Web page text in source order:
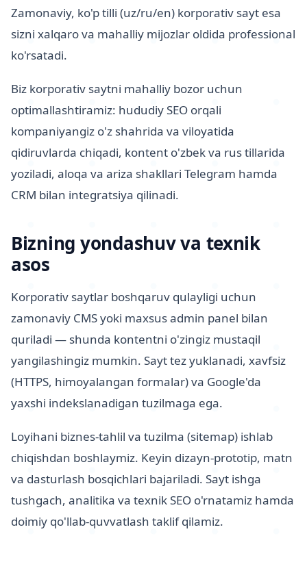
Zamonaviy, ko'p tilli (uz/ru/en) korporativ sayt esa
sizni xalqaro va mahalliy mijozlar oldida professional
ko'rsatadi.
Biz korporativ saytni mahalliy bozor uchun
optimallashtiramiz: hududiy SEO orqali
kompaniyangiz o'z shahrida va viloyatida
qidiruvlarda chiqadi, kontent o'zbek va rus tillarida
yoziladi, aloqa va ariza shakllari Telegram hamda
CRM bilan integratsiya qilinadi.
Bizning yondashuv va texnik
asos
Korporativ saytlar boshqaruv qulayligi uchun
zamonaviy CMS yoki maxsus admin panel bilan
quriladi — shunda kontentni o'zingiz mustaqil
yangilashingiz mumkin. Sayt tez yuklanadi, xavfsiz
(HTTPS, himoyalangan formalar) va Google'da
yaxshi indekslanadigan tuzilmaga ega.
Loyihani biznes-tahlil va tuzilma (sitemap) ishlab
chiqishdan boshlaymiz. Keyin dizayn-prototip, matn
va dasturlash bosqichlari bajariladi. Sayt ishga
tushgach, analitika va texnik SEO o'rnatamiz hamda
doimiy qo'llab-quvvatlash taklif qilamiz.